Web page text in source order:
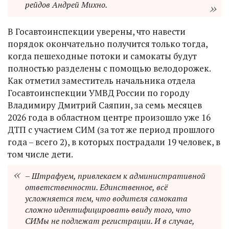
рейдов Андрей Михно.
В Госавтоинспекции уверены, что навести
порядок окончательно получится только тогда,
когда пешеходные потоки и самокаты будут
полностью разделены с помощью велодорожек.
Как отметил заместитель начальника отдела
Госавтоинспекции УМВД России по городу
Владимиру Дмитрий Саяпин, за семь месяцев
2026 года в областном центре произошло уже 16
ДТП с участием СИМ (за тот же период прошлого
года – всего 2), в которых пострадали 19 человек, в
том числе дети.
– Штрафуем, привлекаем к административной
ответственности. Единственное, всё
усложняется тем, что водителя самоката
сложно идентифицировать ввиду того, что
СИМы не подлежат регистрации. И в случае,